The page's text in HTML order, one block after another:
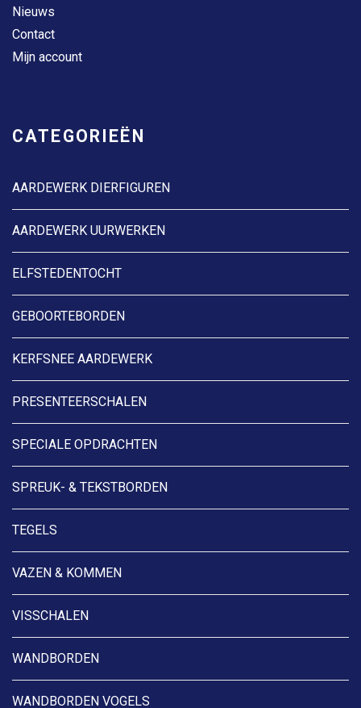
Nieuws
Contact
Mijn account
CATEGORIEËN
AARDEWERK DIERFIGUREN
AARDEWERK UURWERKEN
ELFSTEDENTOCHT
GEBOORTEBORDEN
KERFSNEE AARDEWERK
PRESENTEERSCHALEN
SPECIALE OPDRACHTEN
SPREUK- & TEKSTBORDEN
TEGELS
VAZEN & KOMMEN
VISSCHALEN
WANDBORDEN
WANDBORDEN VOGELS